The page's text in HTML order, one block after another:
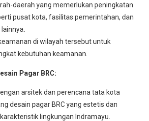
daerah yang memerlukan peningkatan
pusat kota, fasilitas pemerintahan, dan
di wilayah tersebut untuk
kebutuhan keamanan.
Pagar BRC:
arsitek dan perencana tata kota
desain pagar BRC yang estetis dan
lingkungan Indramayu.